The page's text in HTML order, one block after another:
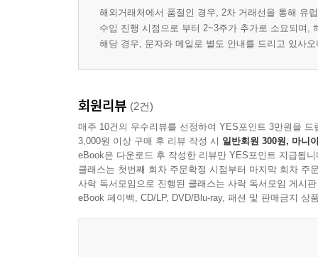
해외거래처에서 품절인 경우, 2차 거래선을 통해 유
수입 진행 시점으로 부터 2~3주가 추가로 소요되며,
해당 경우, 문자와 메일로 별도 안내를 드리고 있사
회원리뷰 (2건)
매주 10건의 우수리뷰를 선정하여 YES포인트 3만원을 드
3,000원 이상 구매 후 리뷰 작성 시 일반회원 300원, 마니
eBook은 다운로드 후 작성한 리뷰만 YES포인트 지급됩니
클래스는 첫번째 회차 주문확정 시점부터 마지막 회차 주
사락 독서모임으로 진행된 클래스는 사락 독서모임 게시
eBook 페이백, CD/LP, DVD/Blu-ray, 패션 및 판매금지 상